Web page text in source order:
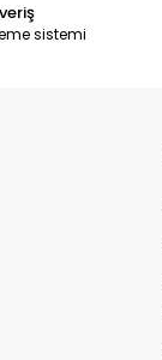
sistemi